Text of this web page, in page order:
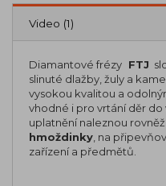
Popis
Parametry (4)
Video (1)
Diamantové frézy FTJ
slinuté dlažby, žuly a
vysokou kvalitou a
vhodné i pro vrtání děr
uplatnění naleznou
hmoždinky , na
zařízení a předmětů.